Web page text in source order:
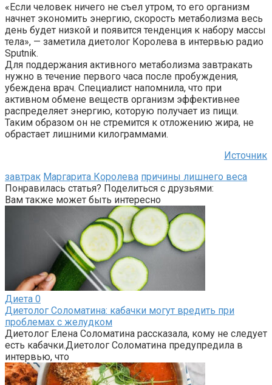
«Если человек ничего не съел утром, то его организм
начнет экономить энергию, скорость метаболизма весь
день будет низкой и появится тенденция к набору массы
тела», — заметила диетолог Королева в интервью радио
Sputnik.
Для поддержания активного метаболизма завтракать
нужно в течение первого часа после пробуждения,
убеждена врач. Специалист напомнила, что при
активном обмене веществ организм эффективнее
распределяет энергию, которую получает из пищи.
Таким образом он не стремится к отложению жира, не
обрастает лишними килограммами.
Источник
завтрак Маргарита Королева причины лишнего веса
Понравилась статья? Поделиться с друзьями:
Вам также может быть интересно
Диета 0
Диетолог Соломатина: кабачки могут вредить при
проблемах с желудком
Диетолог Елена Соломатина рассказала, кому не следует
есть кабачки.Диетолог Соломатина предупредила в
интервью, что